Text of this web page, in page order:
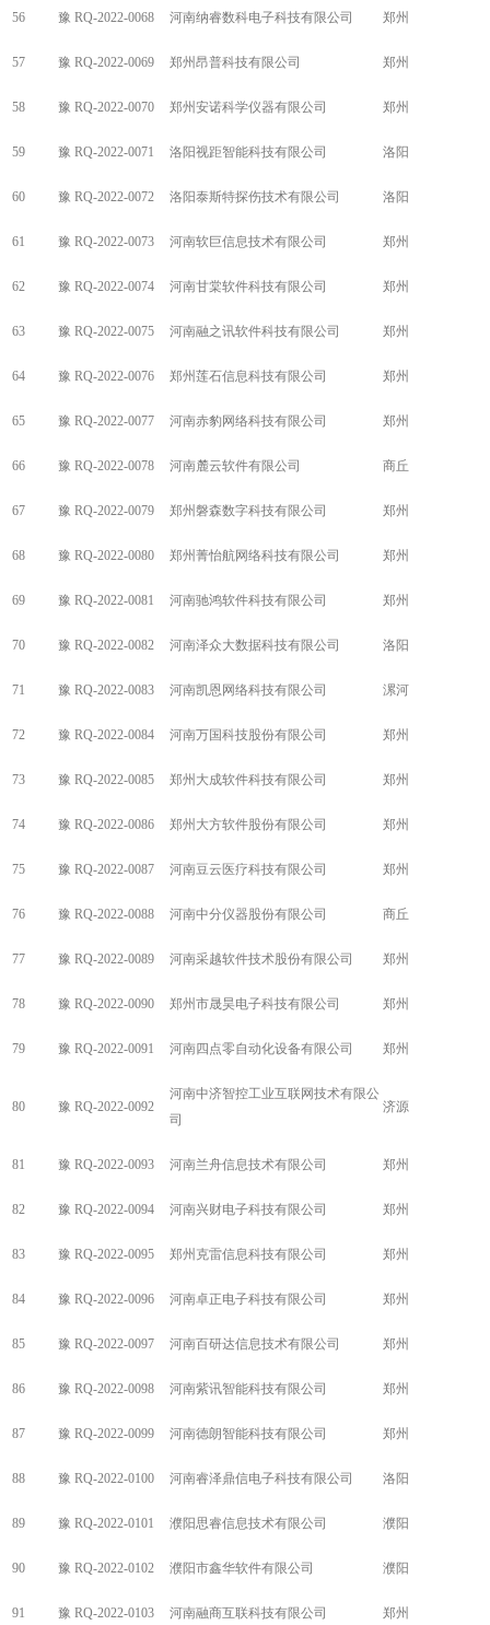
56 豫 RQ-2022-0068 河南纳睿数科电子科技有限公司 郑州
57 豫 RQ-2022-0069 郑州昂普科技有限公司 郑州
58 豫 RQ-2022-0070 郑州安诺科学仪器有限公司 郑州
59 豫 RQ-2022-0071 洛阳视距智能科技有限公司 洛阳
60 豫 RQ-2022-0072 洛阳泰斯特探伤技术有限公司 洛阳
61 豫 RQ-2022-0073 河南软巨信息技术有限公司 郑州
62 豫 RQ-2022-0074 河南甘棠软件科技有限公司 郑州
63 豫 RQ-2022-0075 河南融之讯软件科技有限公司 郑州
64 豫 RQ-2022-0076 郑州莲石信息科技有限公司 郑州
65 豫 RQ-2022-0077 河南赤豹网络科技有限公司 郑州
66 豫 RQ-2022-0078 河南麓云软件有限公司 商丘
67 豫 RQ-2022-0079 郑州磐森数字科技有限公司 郑州
68 豫 RQ-2022-0080 郑州菁怡航网络科技有限公司 郑州
69 豫 RQ-2022-0081 河南驰鸿软件科技有限公司 郑州
70 豫 RQ-2022-0082 河南泽众大数据科技有限公司 洛阳
71 豫 RQ-2022-0083 河南凯恩网络科技有限公司 漯河
72 豫 RQ-2022-0084 河南万国科技股份有限公司 郑州
73 豫 RQ-2022-0085 郑州大成软件科技有限公司 郑州
74 豫 RQ-2022-0086 郑州大方软件股份有限公司 郑州
75 豫 RQ-2022-0087 河南豆云医疗科技有限公司 郑州
76 豫 RQ-2022-0088 河南中分仪器股份有限公司 商丘
77 豫 RQ-2022-0089 河南采越软件技术股份有限公司 郑州
78 豫 RQ-2022-0090 郑州市晟昊电子科技有限公司 郑州
79 豫 RQ-2022-0091 河南四点零自动化设备有限公司 郑州
80 豫 RQ-2022-0092
河南中济智控工业互联网技术有限公
司
济源
81 豫 RQ-2022-0093 河南兰舟信息技术有限公司 郑州
82 豫 RQ-2022-0094 河南兴财电子科技有限公司 郑州
83 豫 RQ-2022-0095 郑州克雷信息科技有限公司 郑州
84 豫 RQ-2022-0096 河南卓正电子科技有限公司 郑州
85 豫 RQ-2022-0097 河南百研达信息技术有限公司 郑州
86 豫 RQ-2022-0098 河南紫讯智能科技有限公司 郑州
87 豫 RQ-2022-0099 河南德朗智能科技有限公司 郑州
88 豫 RQ-2022-0100 河南睿泽鼎信电子科技有限公司 洛阳
89 豫 RQ-2022-0101 濮阳思睿信息技术有限公司 濮阳
90 豫 RQ-2022-0102 濮阳市鑫华软件有限公司 濮阳
91 豫 RQ-2022-0103 河南融商互联科技有限公司 郑州